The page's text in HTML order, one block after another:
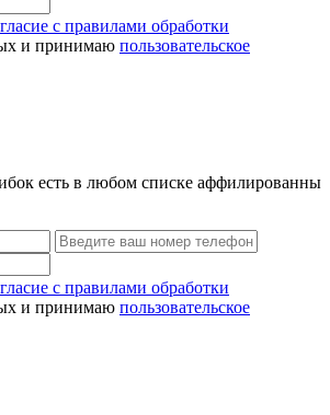
с правилами обработки
и принимаю пользовательское
есть в любом списке аффилированны
с правилами обработки
и принимаю пользовательское